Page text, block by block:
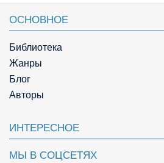
ОСНОВНОЕ
Библиотека
Жанры
Блог
Авторы
ИНТЕРЕСНОЕ
МЫ В СОЦСЕТЯХ